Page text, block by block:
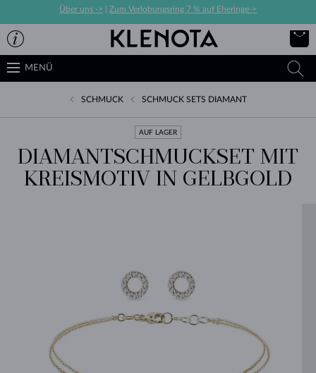
Über uns -> Zum Verlobungsring 7 % auf Eheringe->
MENÜ
SCHMUCK SCHMUCK SETS DIAMANT
AUF LAGER
DIAMANTSCHMUCKSET MIT
KREISMOTIV IN GELBGOLD